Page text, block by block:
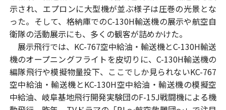
示され、エプロンに大型機が並ぶ様子は圧巻の光景とな
った。そして、格納庫でのC-130H輸送機の展示や航空自
衛隊の活動展示にも、多くの観客が詰めかけた。
展示飛行では、KC-767空中給油・輸送機とC-130H輸送
機のオープニングフライトを皮切りに、C-130H輸送機の
編隊飛行や模擬物量投下、ここでしか見られないKC-767
空中給油・輸送機とKC-130H空中給油・輸送機の模擬空
中給油、岐阜基地飛行開発実験団のF-15J戦闘機による機